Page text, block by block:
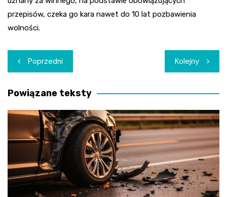
przepisów, czeka go kara nawet do 10 lat pozbawienia
wolności.
Nawigacja
wpisu
Poprzedni Kolejny
Powiązane teksty